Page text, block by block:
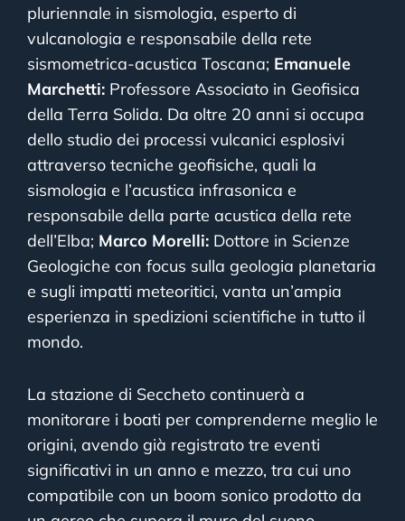
pluriennale in sismologia, esperto di
vulcanologia e responsabile della rete
sismometrica-acustica Toscana; Emanuele
Marchetti: Professore Associato in Geofisica
della Terra Solida. Da oltre 20 anni si occupa
dello studio dei processi vulcanici esplosivi
attraverso tecniche geofisiche, quali la
sismologia e l’acustica infrasonica e
responsabile della parte acustica della rete
dell’Elba; Marco Morelli: Dottore in Scienze
Geologiche con focus sulla geologia planetaria
e sugli impatti meteoritici, vanta un’ampia
esperienza in spedizioni scientifiche in tutto il
mondo.
La stazione di Seccheto continuerà a
monitorare i boati per comprenderne meglio le
origini, avendo già registrato tre eventi
significativi in un anno e mezzo, tra cui uno
compatibile con un boom sonico prodotto da